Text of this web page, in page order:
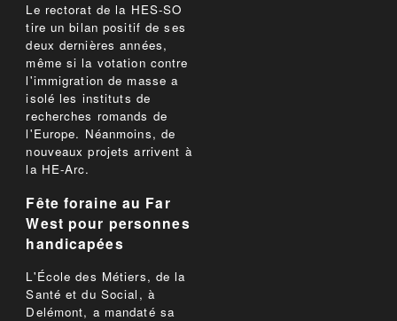
Le rectorat de la HES-SO
tire un bilan positif de ses
deux dernières années,
même si la votation contre
l'immigration de masse a
isolé les instituts de
recherches romands de
l'Europe. Néanmoins, de
nouveaux projets arrivent à
la HE-Arc.
Fête foraine au Far
West pour personnes
handicapées
L'École des Métiers, de la
Santé et du Social, à
Delémont, a mandaté sa